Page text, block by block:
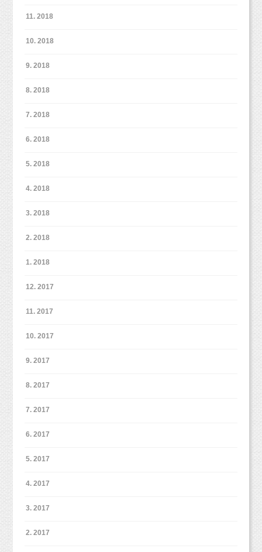
11. 2018
10. 2018
9. 2018
8. 2018
7. 2018
6. 2018
5. 2018
4. 2018
3. 2018
2. 2018
1. 2018
12. 2017
11. 2017
10. 2017
9. 2017
8. 2017
7. 2017
6. 2017
5. 2017
4. 2017
3. 2017
2. 2017